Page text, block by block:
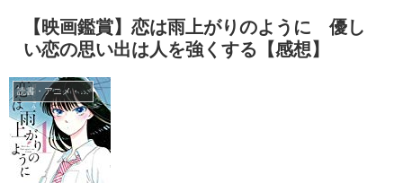
【映画鑑賞】恋は雨上がりのように 優し
い恋の思い出は人を強くする【感想】
読書・アニメ・映画